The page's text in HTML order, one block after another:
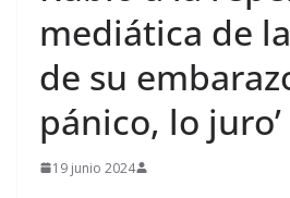
mediática de
de su
pánico, lo juro’
19 junio 2024